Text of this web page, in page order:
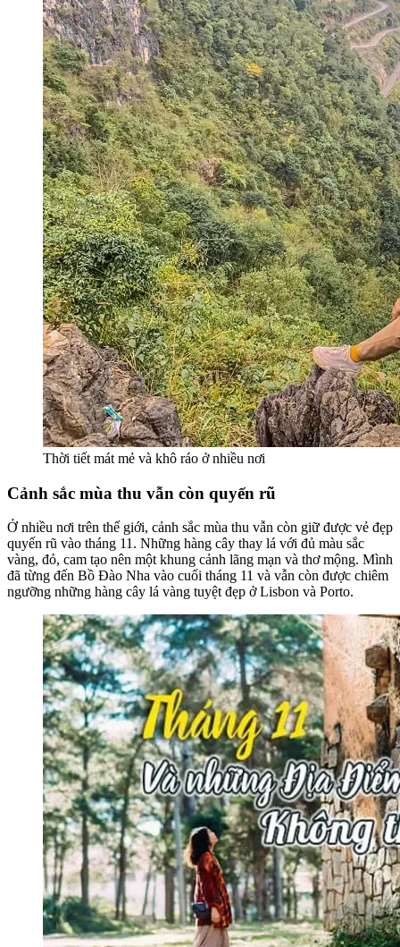
Thời tiết mát mẻ và khô ráo ở nhiều nơi
Cảnh sắc mùa thu vẫn còn quyến rũ
Ở nhiều nơi trên thế giới, cảnh sắc mùa thu vẫn còn giữ được vẻ đẹp
quyến rũ vào tháng 11. Những hàng cây thay lá với đủ màu sắc
vàng, đỏ, cam tạo nên một khung cảnh lãng mạn và thơ mộng. Mình
đã từng đến Bồ Đào Nha vào cuối tháng 11 và vẫn còn được chiêm
ngưỡng những hàng cây lá vàng tuyệt đẹp ở Lisbon và Porto.